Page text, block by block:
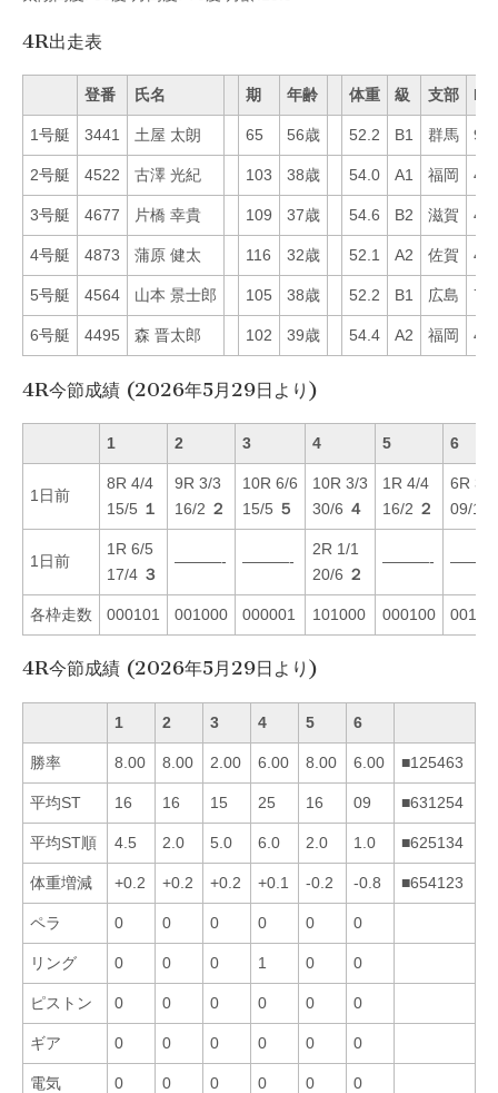
4R出走表
登番 氏名 期 年齢 体重 級 支部 Mo
1号艇 3441 土屋 太朗 65 56歳 52.2 B1 群馬 9
2号艇 4522 古澤 光紀 103 38歳 54.0 A1 福岡 44
3号艇 4677 片橋 幸貴 109 37歳 54.6 B2 滋賀 49
4号艇 4873 蒲原 健太 116 32歳 52.1 A2 佐賀 48
5号艇 4564 山本 景士郎 105 38歳 52.2 B1 広島 7
6号艇 4495 森 晋太郎 102 39歳 54.4 A2 福岡 43
4R今節成績 (2026年5月29日より)
1 2 3 4 5 6
1日前
8R 4/4
15/5 １
9R 3/3
16/2 ２
10R 6/6
15/5 ５
10R 3/3
30/6 ４
1R 4/4
16/2 ２
6R 3/3
09/1
1日前
1R 6/5
17/4 ３
———- ———-
2R 1/1
20/6 ２
———-
各枠走数 000101 001000 000001 101000 000100
4R今節成績 (2026年5月29日より)
1 2 3 4 5 6
勝率 8.00 8.00 2.00 6.00 8.00 6.00 ■125463
平均ST 16 16 15 25 16 09 ■631254
平均ST順 4.5 2.0 5.0 6.0 2.0 1.0 ■625134
体重増減 +0.2 +0.2 +0.2 +0.1 -0.2 -0.8 ■654123
ペラ 0 0 0 0 0 0
リング 0 0 0 1 0 0
ピストン 0 0 0 0 0 0
ギア 0 0 0 0 0 0
電気 0 0 0 0 0 0